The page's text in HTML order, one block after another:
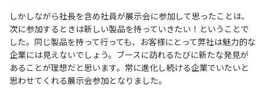
しかしながら社長を含め社員が展示会に参加して思ったことは、
次に参加するときは新しい製品を持っていきたい！ということで
した。同じ製品を持って行っても、お客様にとって弊社は魅力的な
企業には見えないでしょう。ブースに訪れるたびに新たな発見が
あることが理想だと思います。常に進化し続ける企業でいたいと
思わせてくれる展示会参加となりました。